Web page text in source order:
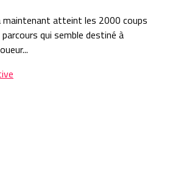
maintenant atteint les 2000 coups
qui semble destiné à